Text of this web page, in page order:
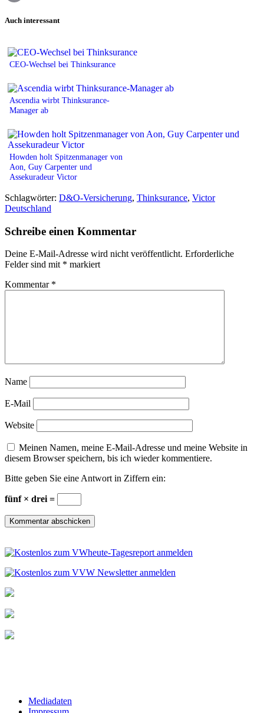
Auch interessant
CEO-Wechsel bei Thinksurance
Ascendia wirbt Thinksurance-
Manager ab
Howden holt Spitzenmanager von
Aon, Guy Carpenter und
Assekuradeur Victor
Schlagwörter: D&O-Versicherung, Thinksurance, Victor
Deutschland
Schreibe einen Kommentar
Deine E-Mail-Adresse wird nicht veröffentlicht. Erforderliche
Felder sind mit * markiert
Kommentar *
Name
E-Mail
Website
Meinen Namen, meine E-Mail-Adresse und meine Website in
diesem Browser speichern, bis ich wieder kommentiere.
Bitte geben Sie eine Antwort in Ziffern ein:
fünf × drei =
Mediadaten